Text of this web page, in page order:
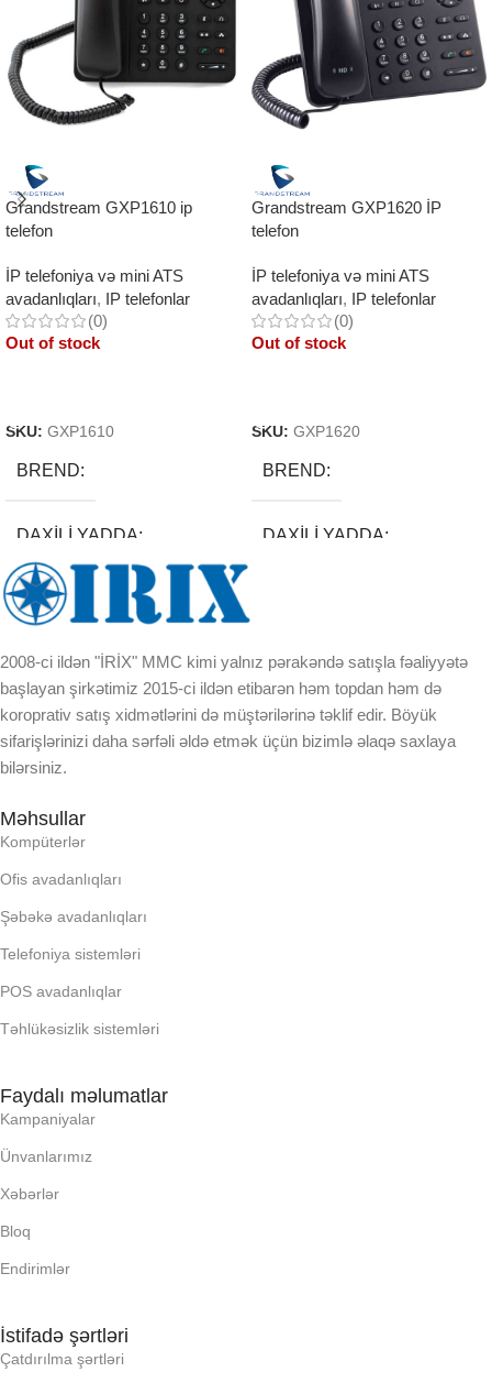
Grandstream GXP1610 ip
telefon
İP telefoniya və mini ATS
avadanlıqları, IP telefonlar
(0)
Out of stock
SKU: GXP1610
BREND
DAXILI YADDA
EKRAN
KORPUSUN RNGI:
LCD
PROCESSOR
PROSESSOR
RAM
RNG
UZUNLUU,
Grandstream GXP1620 İP
telefon
İP telefoniya və mini ATS
avadanlıqları, IP telefonlar
(0)
Out of stock
SKU: GXP1620
BREND
DAXILI YADDA
KORPUSUN RNGI:
2008-ci ildən "İRİX" MMC kimi yalnız pərakəndə satışla fəaliyyətə
başlayan şirkətimiz 2015-ci ildən etibarən həm topdan həm də
koroprativ satış xidmətlərini də müştərilərinə təklif edir. Böyük
sifarişlərinizi daha sərfəli əldə etmək üçün bizimlə əlaqə saxlaya
bilərsiniz.
Məhsullar
Kompüterlər
Ofis avadanlıqları
Şəbəkə avadanlıqları
Telefoniya sistemləri
POS avadanlıqlar
Təhlükəsizlik sistemləri
Faydalı məlumatlar
Kampaniyalar
Ünvanlarımız
Xəbərlər
Bloq
Endirimlər
İstifadə şərtləri
Çatdırılma şərtləri